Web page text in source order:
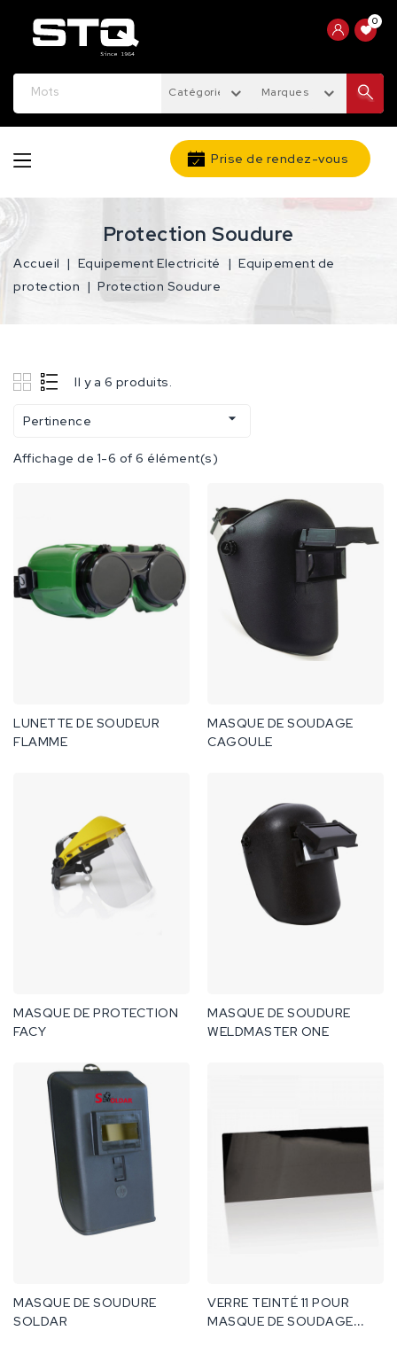
0
Catégories Marques
Prise de rendez-vous
Protection Soudure
Accueil Equipement Electricité
Equipement de
protection
Protection Soudure
Il y a 6 produits.
Pertinence 
Affichage de 1-6 of 6 élément(s)
LUNETTE DE SOUDEUR
FLAMME
MASQUE DE SOUDAGE
CAGOULE
MASQUE DE PROTECTION
FACY
MASQUE DE SOUDURE
WELDMASTER ONE
MASQUE DE SOUDURE
SOLDAR
VERRE TEINTÉ 11 POUR
MASQUE DE SOUDAGE